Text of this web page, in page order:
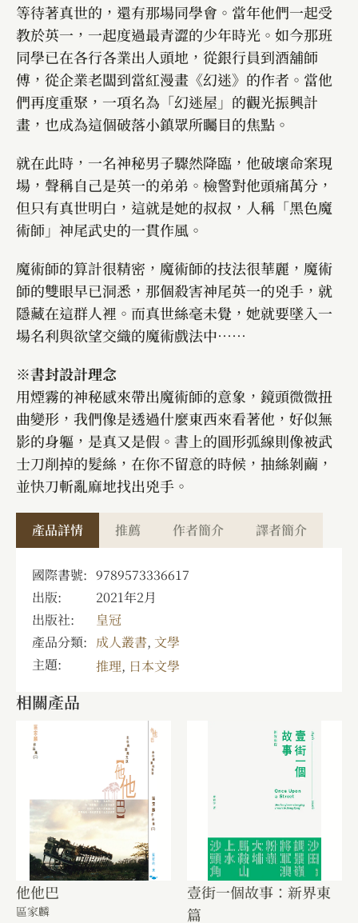
等待著真世的，還有那場同學會。當年他們一起受
教於英一，一起度過最青澀的少年時光。如今那班
同學已在各行各業出人頭地，從銀行員到酒舖師
傅，從企業老闆到當紅漫畫《幻迷》的作者。當他
們再度重聚，一項名為「幻迷屋」的觀光振興計
畫，也成為這個破落小鎮眾所矚目的焦點。
就在此時，一名神秘男子驟然降臨，他破壞命案現
場，聲稱自己是英一的弟弟。檢警對他頭痛萬分，
但只有真世明白，這就是她的叔叔，人稱「黑色魔
術師」神尾武史的一貫作風。
魔術師的算計很精密，魔術師的技法很華麗，魔術
師的雙眼早已洞悉，那個殺害神尾英一的兇手，就
隱藏在這群人裡。而真世絲毫未覺，她就要墜入一
場名利與欲望交織的魔術戲法中……
※書封設計理念
用煙霧的神秘感來帶出魔術師的意象，鏡頭微微扭
曲變形，我們像是透過什麼東西來看著他，好似無
影的身軀，是真又是假。書上的圓形弧線則像被武
士刀削掉的髮絲，在你不留意的時候，抽絲剝繭，
並快刀斬亂麻地找出兇手。
產品詳情 推薦 作者簡介 譯者簡介
國際書號: 9789573336617
出版:
2021年2月
出版社:
皇冠
產品分類: 成人叢書, 文學
主題:
推理, 日本文學
相關產品
他他巴
區家麟
壹街一個故事：新界東
篇